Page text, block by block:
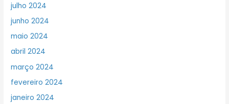
julho 2024
junho 2024
maio 2024
abril 2024
março 2024
fevereiro 2024
janeiro 2024